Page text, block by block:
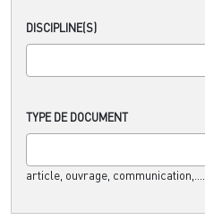
DISCIPLINE(S)
TYPE DE DOCUMENT
article, ouvrage, communication,....